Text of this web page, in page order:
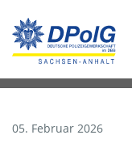
05. Februar 2026